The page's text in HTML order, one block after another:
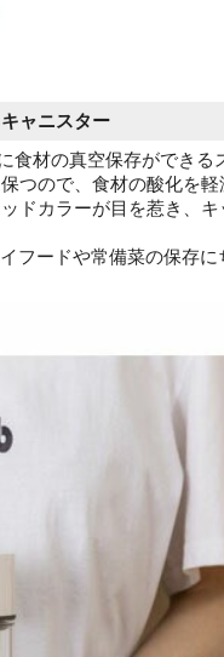
ャニスター
食材の真空保存ができる
つので、食材の酸化を軽
ドカラーが目を惹き、キ
フードや常備菜の保存に